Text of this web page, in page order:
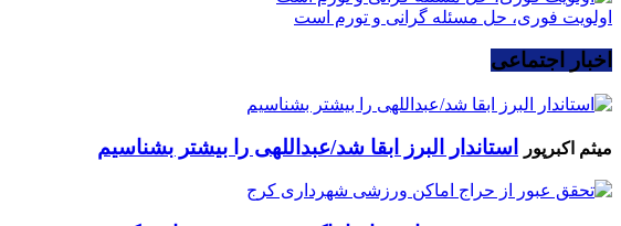
اولویت فوری، حل مسئله گرانی و تورم است
اخبار اجتماعی
میثم اکبرپور استاندار البرز ابقا شد/عبداللهی را بیشتر بشناسیم